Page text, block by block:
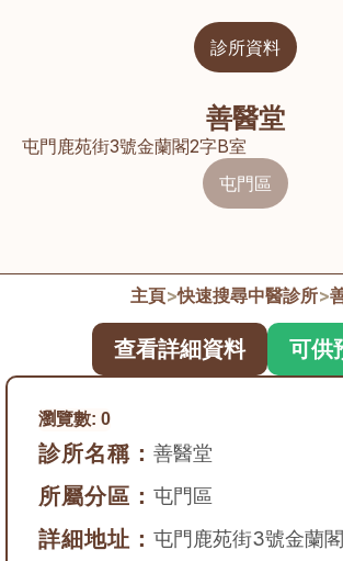
診所資料
善醫堂
屯門鹿苑街3號金蘭閣2字B室
屯門區
查看詳細資料 可供
瀏覽數: 0
診所名稱： 善醫堂
所屬分區： 屯門區
詳細地址： 屯門鹿苑街3號金蘭
主頁>快速搜尋中醫診所>